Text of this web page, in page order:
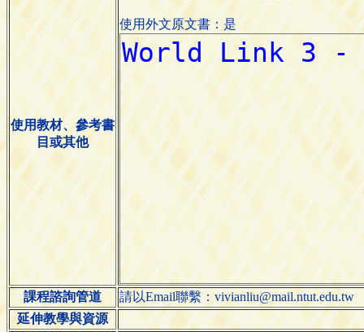
使用教材、參考書
目或其他
使用外文原文書：是
課程諮詢管道
請以Email聯繫：vivianliu@mail.ntut.edu.tw
延伸教學與資源